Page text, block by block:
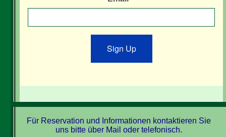
Sign Up
Für Reservation und Informationen kontaktieren Sie
uns bitte über Mail oder telefonisch.